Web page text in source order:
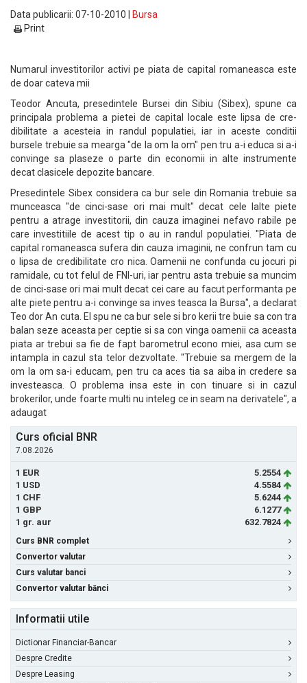
Data publicarii: 07-10-2010 |
Bursa
Print
Numarul investitorilor activi pe piata de capital romaneasca este
de doar cateva mii
Teodor Ancuta, presedintele Bursei din Sibiu (Sibex), spune ca
principala problema a pietei de capital locale este lipsa de cre-
dibilitate a acesteia in randul populatiei, iar in aceste conditii
bursele trebuie sa mearga "de la om la om" pen tru a-i educa si a-i
convinge sa plaseze o parte din economii in alte instrumente
decat clasicele depozite bancare.
Presedintele Sibex considera ca bur sele din Romania trebuie sa
munceasca "de cinci-sase ori mai mult" decat cele lalte piete
pentru a atrage investitorii, din cauza imaginei nefavo rabile pe
care investitiile de acest tip o au in randul populatiei. "Piata de
capital romaneasca sufera din cauza imaginii, ne confrun tam cu
o lipsa de credibilitate cro nica. Oamenii ne confunda cu jocuri pi
ramidale, cu tot felul de FNI-uri, iar pentru asta trebuie sa muncim
de cinci-sase ori mai mult decat cei care au facut performanta pe
alte piete pentru a-i convinge sa inves teasca la Bursa", a declarat
Teo dor An cuta. El spu ne ca bur sele si bro kerii tre buie sa con tra
balan seze aceasta per ceptie si sa con vinga oamenii ca aceasta
piata ar trebui sa fie de fapt barometrul econo miei, asa cum se
intampla in cazul sta telor dezvoltate. "Trebuie sa mergem de la
om la om sa-i educam, pen tru ca aces tia sa aiba in credere sa
investeasca. O problema insa este in con tinuare si in cazul
brokerilor, unde foarte multi nu inteleg ce in seam na derivatele", a
adaugat
Curs oficial BNR
7.08.2026
1 EUR
5.2554
1 USD
4.5584
1 CHF
5.6244
1 GBP
6.1277
1 gr. aur
632.7824
Curs BNR complet
Convertor valutar
Curs valutar banci
Convertor valutar bănci
Informatii utile
Dictionar Financiar-Bancar
Despre Credite
Despre Leasing